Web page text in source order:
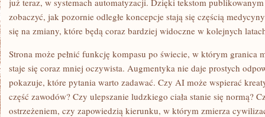
już teraz, w systemach automatyzacji. Dzięki tekstom
zobaczyć, jak pozornie odległe koncepcje stają się częścią
się na zmiany, które będą coraz bardziej widoczne w kolejnych
Strona może pełnić funkcję kompasu po świecie, w którym granica
staje się coraz mniej oczywista. Augmentyka nie daje prostych
pokazuje, które pytania warto zadawać. Czy AI może wspierać
część zawodów? Czy ulepszanie ludzkiego ciała stanie się normą?
ostrzeżeniem, czy zapowiedzią kierunku, w którym zmierza